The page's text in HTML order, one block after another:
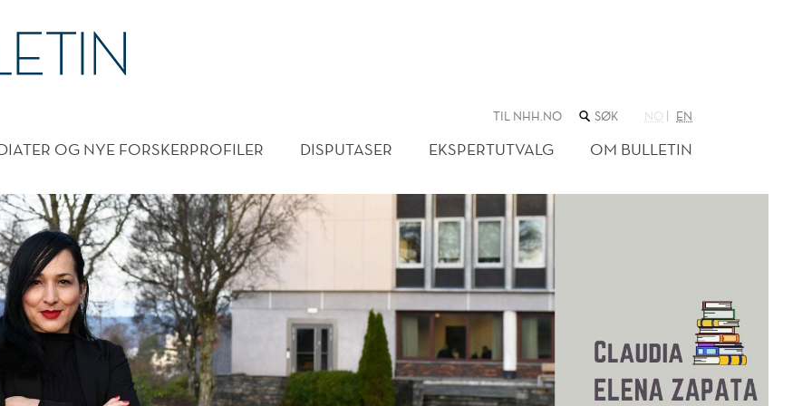
TIL NHH.NO SØK
NETTSTEDET
NO EN
OG NYE FORSKERPROFILER DISPUTASER EKSPERTUTVALG OM BULLETIN